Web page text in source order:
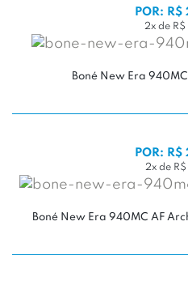
POR:
2x de R$
Boné New Era
POR:
2x de R$
Boné New Era 940MC AF